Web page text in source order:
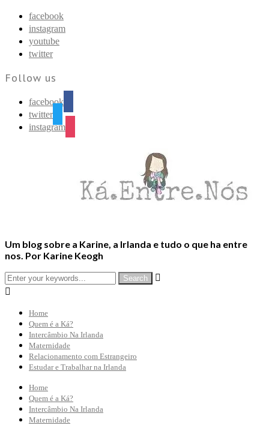
facebook
instagram
youtube
twitter
Follow us
facebook
twitter
instagram
Um blog sobre a Karine, a Irlanda e tudo o que ha entre
nos. Por Karine Keogh


Home
Quem é a Ká?
Intercâmbio Na Irlanda
Maternidade
Relacionamento com Estrangeiro
Estudar e Trabalhar na Irlanda
Home
Quem é a Ká?
Intercâmbio Na Irlanda
Maternidade